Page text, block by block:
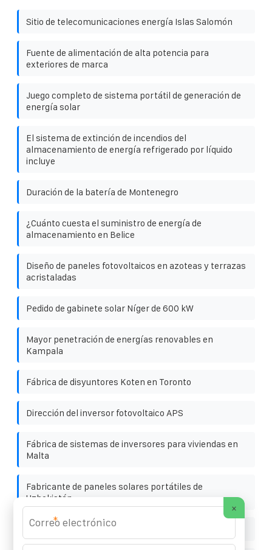
Sitio de telecomunicaciones energía Islas Salomón
Fuente de alimentación de alta potencia para
exteriores de marca
Juego completo de sistema portátil de generación de
energía solar
El sistema de extinción de incendios del
almacenamiento de energía refrigerado por líquido
incluye
Duración de la batería de Montenegro
¿Cuánto cuesta el suministro de energía de
almacenamiento en Belice
Diseño de paneles fotovoltaicos en azoteas y terrazas
acristaladas
Pedido de gabinete solar Níger de 600 kW
Mayor penetración de energías renovables en
Kampala
Fábrica de disyuntores Koten en Toronto
Dirección del inversor fotovoltaico APS
Fábrica de sistemas de inversores para viviendas en
Malta
Fabricante de paneles solares portátiles de
Uzbekistán
Control de microrredes y funcionamiento estable
×
*